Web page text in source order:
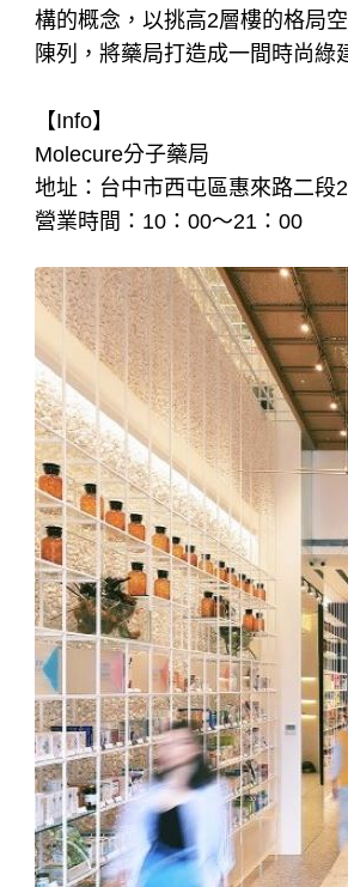
構的概念，以挑高2層樓的格局
陳列，將藥局打造成一間時尚綠
【Info】
Molecure分子藥局
地址：台中市西屯區惠來路二段
營業時間：10：00～21：00